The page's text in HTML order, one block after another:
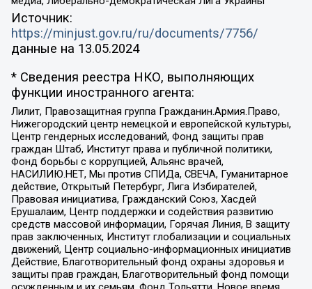
Источник:
https://minjust.gov.ru/ru/documents/7756/
данные на 13.05.2024
* Сведения реестра НКО, выполняющих
функции иностранного агента:
Лилит, Правозащитная группа Гражданин.Армия.Право,
Нижегородский центр немецкой и европейской культуры,
Центр гендерных исследований, Фонд защиты прав
граждан Штаб, Институт права и публичной политики,
Фонд борьбы с коррупцией, Альянс врачей,
НАСИЛИЮ.НЕТ, Мы против СПИДа, СВЕЧА, Гуманитарное
действие, Открытый Петербург, Лига Избирателей,
Правовая инициатива, Гражданский Союз, Хасдей
Ерушалаим, Центр поддержки и содействия развитию
средств массовой информации, Горячая Линия, В защиту
прав заключенных, Институт глобализации и социальных
движений, Центр социально-информационных инициатив
Действие, Благотворительный фонд охраны здоровья и
защиты прав граждан, Благотворительный фонд помощи